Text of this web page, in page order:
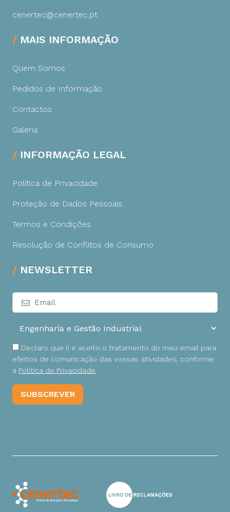
cenertec@cenertec.pt
MAIS INFORMAÇÃO
Quem Somos
Pedidos de Informação
Contactos
Galeria
INFORMAÇÃO LEGAL
Política de Privacidade
Proteção de Dados Pessoais
Termos e Condições
Resolução de Conflitos de Consumo
NEWSLETTER
Declaro que li e aceito o tratamento do meu email para
efeitos de comunicação das vossas atividades, conforme
a Política de Privacidade.